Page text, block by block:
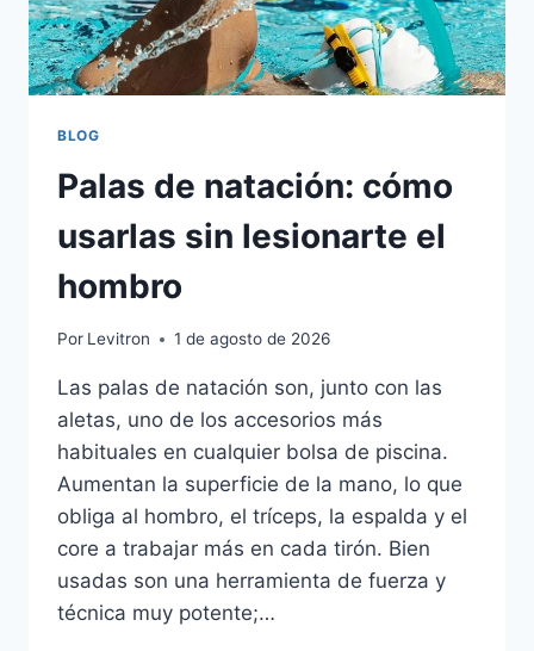
BLOG
Palas de natación: cómo
usarlas sin lesionarte el
hombro
Por Levitron 1 de agosto de 2026
Las palas de natación son, junto con las
aletas, uno de los accesorios más
habituales en cualquier bolsa de piscina.
Aumentan la superficie de la mano, lo que
obliga al hombro, el tríceps, la espalda y el
core a trabajar más en cada tirón. Bien
usadas son una herramienta de fuerza y
técnica muy potente;…